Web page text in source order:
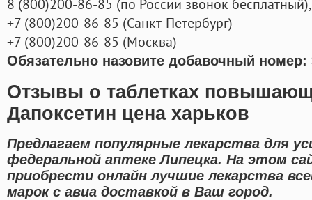
8 (800)200-86-85 (по России звонок бесплатный),
+7 (800)200-86-85 (Санкт-Петербург)
+7 (800)200-86-85 (Москва)
Обязательно назовите добавочный номер:
Отзывы о таблетках
Дапоксетин цена харьков
Предлагаем популярные лекарства для
федеральной аптеке Липецка. На этом
приобрести онлайн лучшие лекарства
марок с авиа доставкой в Ваш город.